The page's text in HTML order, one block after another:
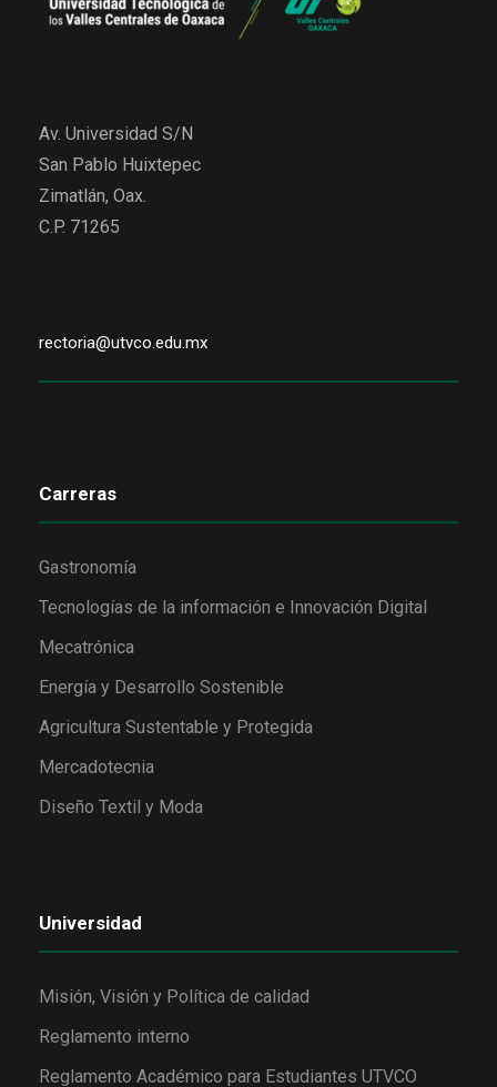
Av. Universidad S/N
San Pablo Huixtepec
Zimatlán, Oax.
C.P. 71265
rectoria@utvco.edu.mx
Carreras
Gastronomía
Tecnologías de la información e Innovación Digital
Mecatrónica
Energía y Desarrollo Sostenible
Agricultura Sustentable y Protegida
Mercadotecnia
Diseño Textil y Moda
Universidad
Misión, Visión y Política de calidad
Reglamento interno
Reglamento Académico para Estudiantes UTVCO